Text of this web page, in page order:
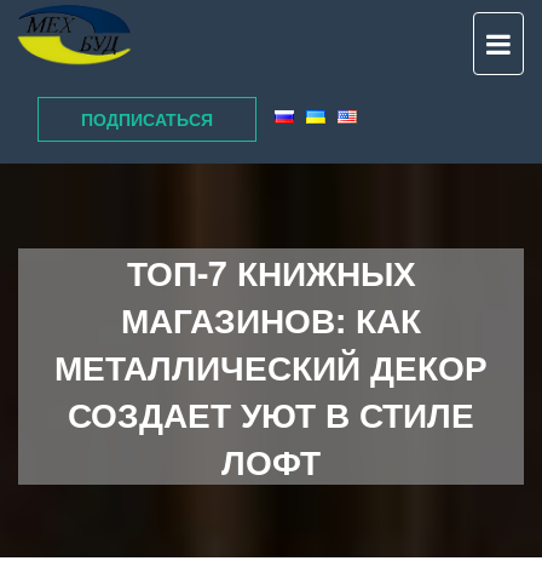
ПОДПИСАТЬСЯ
ТОП-7 КНИЖНЫХ
МАГАЗИНОВ: КАК
МЕТАЛЛИЧЕСКИЙ ДЕКОР
СОЗДАЕТ УЮТ В СТИЛЕ
ЛОФТ